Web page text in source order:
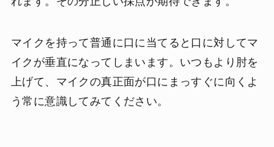
マイクを持って普通に口に当てると口に対してマ
イクが垂直になってしまいます。いつもより肘を
上げて、マイクの真正面が口にまっすぐに向くよ
う常に意識してみてください。